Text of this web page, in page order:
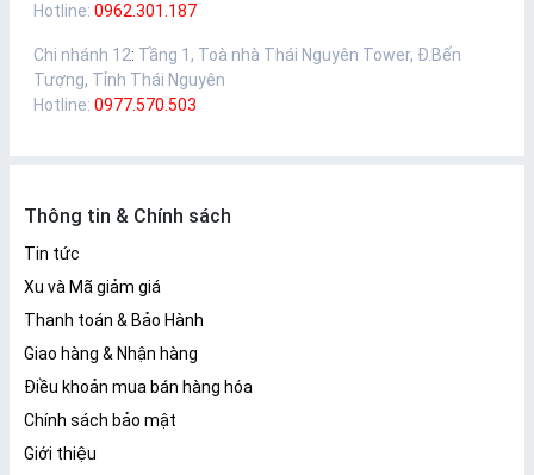
Hotline: 0962.301.187
Chi nhánh 12: Tầng 1, Toà nhà Thái Nguyên Tower, Đ.Bến
Tượng, Tỉnh Thái Nguyên
Hotline: 0977.570.503
Thông tin & Chính sách
Tin tức
Xu và Mã giảm giá
Thanh toán & Bảo Hành
Giao hàng & Nhận hàng
Điều khoản mua bán hàng hóa
Chính sách bảo mật
Giới thiệu